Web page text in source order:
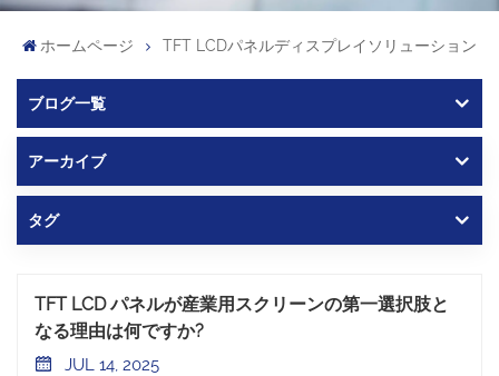
ホームページ TFT LCDパネルディスプレイソリューション
ブログ一覧
アーカイブ
タグ
TFT LCD パネルが産業用スクリーンの第一選択肢と
なる理由は何ですか?
JUL 14, 2025